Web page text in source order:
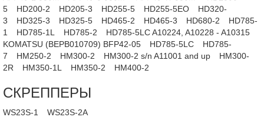
5
HD200-2 HD205-3 HD255-5 HD255-5EO
HD320-
3
HD325-3 HD325-5 HD465-2 HD465-3 HD680-2
HD785-
1
HD785-1L HD785-2
HD785-5LC A10224, A10228 - A10315
KOMATSU (BEPB010709) BFP42-05
HD785-5LC
HD785-
7
HM250-2 HM300-2 HM300-2 s/n A11001 and up
HM300-
2R
HM350-1L HM350-2 HM400-2
СКРЕППЕРЫ
WS23S-1 WS23S-2A